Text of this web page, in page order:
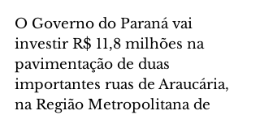
O Governo do Paraná vai
investir R$ 11,8 milhões na
pavimentação de duas
importantes ruas de Araucária,
na Região Metropolitana de